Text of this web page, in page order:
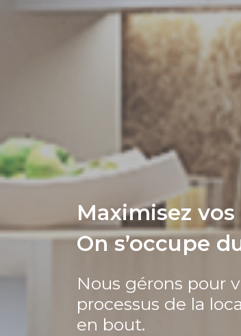
Maximisez
On s’occupe
Nous gérons pour
processus de la
en bout.